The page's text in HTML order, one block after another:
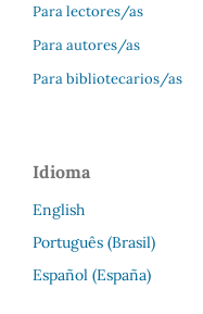
Para lectores/as
Para autores/as
Para bibliotecarios/as
Idioma
English
Português (Brasil)
Español (España)